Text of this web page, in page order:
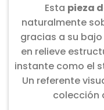
Esta pieza
naturalmente
gracias a su
en relieve
instante como el
Un referente
colección